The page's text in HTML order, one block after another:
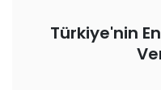
Türkiye'nin